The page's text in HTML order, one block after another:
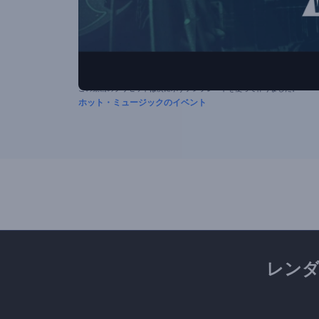
この動画のプリセットは次に示すテンプレートを使って作りました。
ホット・ミュージックのイベント
レン